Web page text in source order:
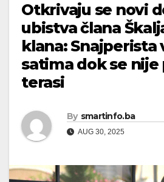
Otkrivaju se novi
ubistva člana
klana: Snajperista
satima dok se nije
terasi
By smartinfo.ba
AUG 30, 2025